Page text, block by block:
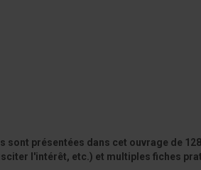
présentées dans cet ouvrage de
l'intérêt, etc.) et multiples fiches